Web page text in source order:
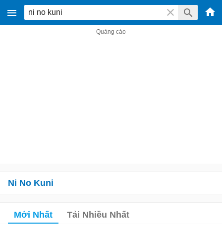
Ni No Kuni
Mới Nhất Tải Nhiều Nhất